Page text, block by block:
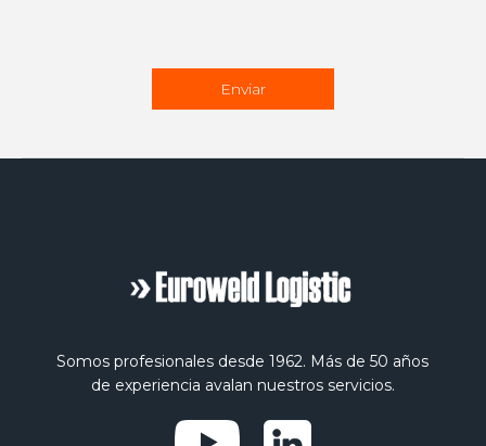
Somos profesionales desde 1962. Más de 50 años
de experiencia avalan nuestros servicios.